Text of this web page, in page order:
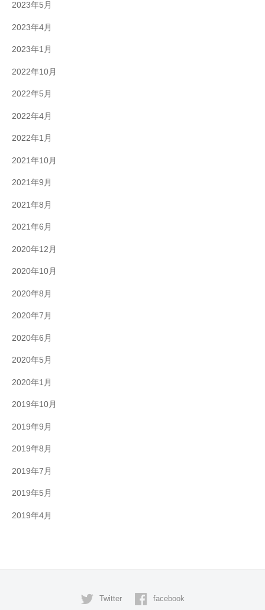
2023年5月
2023年4月
2023年1月
2022年10月
2022年5月
2022年4月
2022年1月
2021年10月
2021年9月
2021年8月
2021年6月
2020年12月
2020年10月
2020年8月
2020年7月
2020年6月
2020年5月
2020年1月
2019年10月
2019年9月
2019年8月
2019年7月
2019年5月
2019年4月
Twitter facebook